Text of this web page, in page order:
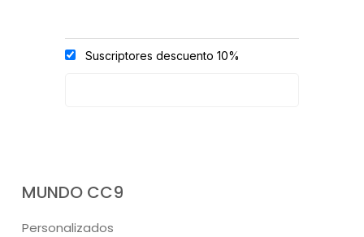
Suscriptores descuento 10%
MUNDO CC9
Personalizados